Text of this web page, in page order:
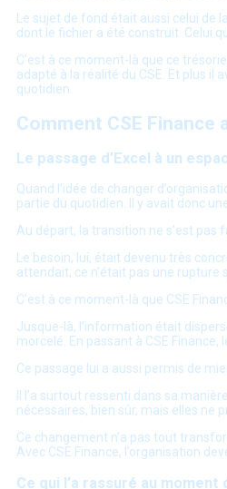
Le sujet de fond était aussi celui de
dont le fichier a été construit. Celui
C’est à ce moment-là que ce
adapté à la réalité du CSE. Et plus il
quotidien.
Comment CSE Finance
Le passage d’Excel à un
Quand l’idée de changer
partie du quotidien. Il y avait donc
Au départ, la transition ne s’est pas
Le besoin, lui, était devenu très
attendait, ce n’était pas une
C’est à ce moment-là que CSE
Jusque-là, l’information était
morcelé. En passant à CSE
Ce passage lui a aussi permis de
Il l’a surtout ressenti dans sa
nécessaires, bien sûr, mais elles ne
Ce changement n’a pas tout
Avec CSE Finance, l’organisation
Ce qui l’a rassuré au moment